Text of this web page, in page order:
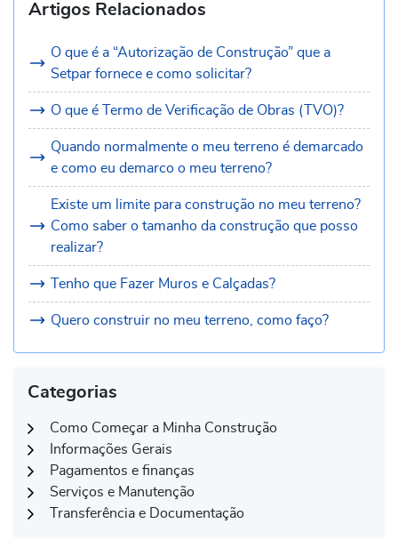
Artigos Relacionados
O que é a “Autorização de Construção” que a
Setpar fornece e como solicitar?
O que é Termo de Verificação de Obras (TVO)?
Quando normalmente o meu terreno é demarcado
e como eu demarco o meu terreno?
Existe um limite para construção no meu terreno?
Como saber o tamanho da construção que posso
realizar?
Tenho que Fazer Muros e Calçadas?
Quero construir no meu terreno, como faço?
Categorias
Como Começar a Minha Construção
Informações Gerais
Pagamentos e finanças
Serviços e Manutenção
Transferência e Documentação